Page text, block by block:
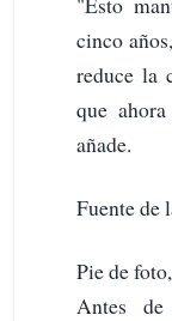
cinco
reduce la
que
añade.
Fuente de
Pie de foto,
Antes